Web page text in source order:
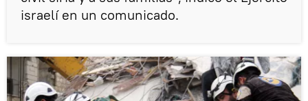
israelí en un comunicado.